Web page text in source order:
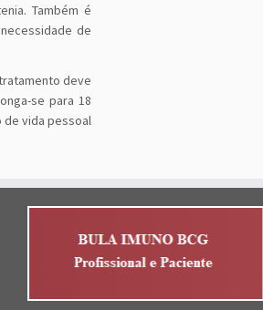
Também é
de
deve
se para 18
de vida pessoal